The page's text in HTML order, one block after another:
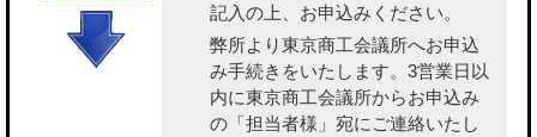
記入の上、お申込みください。
弊所より東京商工会議所へお申込
み手続きをいたします。3営業日以
内に東京商工会議所からお申込み
の「担当者様」宛にご連絡いたし